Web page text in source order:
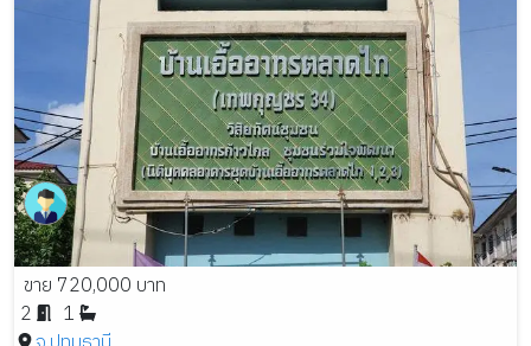
ขาย 720,000 บาท
2
1